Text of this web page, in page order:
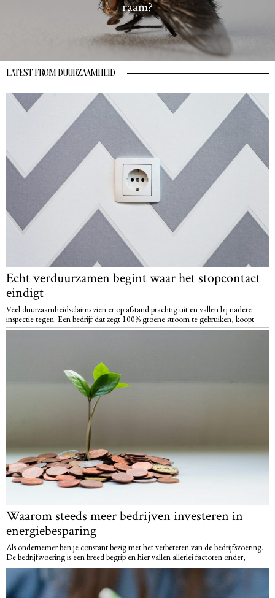
raam?
LATEST FROM DUURZAAMHEID
Echt verduurzamen begint waar het stopcontact
eindigt
Veel duurzaamheidsclaims zien er op afstand prachtig uit en vallen bij nadere
inspectie tegen. Een bedrijf dat zegt 100% groene stroom te gebruiken, koopt
Waarom steeds meer bedrijven investeren in
energiebesparing
Als ondernemer ben je constant bezig met het verbeteren van de bedrijfsvoering.
De bedrijfsvoering is een breed begrip en hier vallen allerlei factoren onder,